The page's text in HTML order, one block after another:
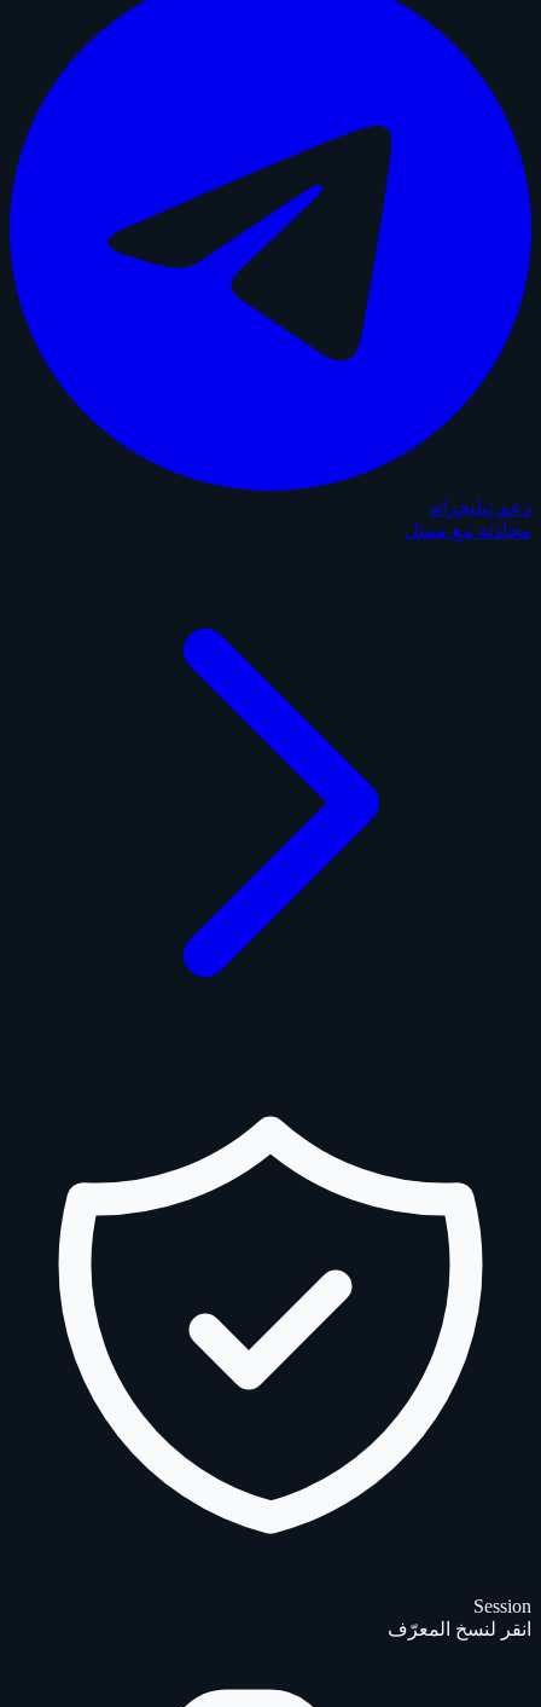
دعم تيليجرام
محادثة مع ممثل
Session
انقر لنسخ المعرّف